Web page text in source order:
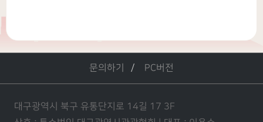
문의하기 PC버전
대구광역시 북구 유통단지로 14길 17 3F